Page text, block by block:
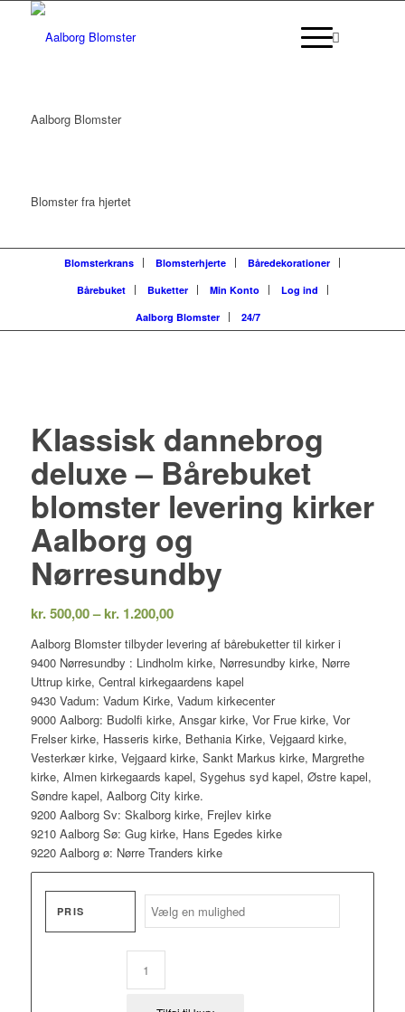
Aalborg Blomster
Blomster fra hjertet
Blomsterkrans Blomsterhjerte
Båredekorationer
Bårebuket
Buketter Min Konto
Log ind
Aalborg Blomster
24/7
Klassisk dannebrog
deluxe – Bårebuket
blomster levering kirker
Aalborg og
Nørresundby
kr.500,00– kr.1.200,00Prisinterval:
til
kr. 1.200,00
Aalborg Blomster tilbyder levering af bårebuketter til kirker i
9400 Nørresundby : Lindholm kirke, Nørresundby kirke, Nørre
Uttrup kirke, Central kirkegaardens kapel
9430 Vadum: Vadum Kirke, Vadum kirkecenter
9000 Aalborg: Budolfi kirke, Ansgar kirke, Vor Frue kirke, Vor
Frelser kirke, Hasseris kirke, Bethania Kirke, Vejgaard kirke,
Vesterkær kirke, Vejgaard kirke, Sankt Markus kirke, Margrethe
kirke, Almen kirkegaards kapel, Sygehus syd kapel, Østre kapel,
Søndre kapel, Aalborg City kirke.
9200 Aalborg Sv: Skalborg kirke, Frejlev kirke
9210 Aalborg Sø: Gug kirke, Hans Egedes kirke
9220 Aalborg ø: Nørre Tranders kirke
PRIS